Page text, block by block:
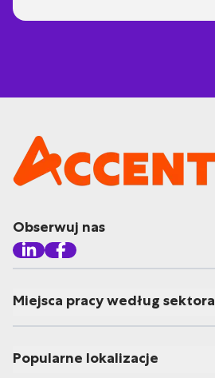
Obserwuj nas
Miejsca pracy według sektora
Popularne lokalizacje